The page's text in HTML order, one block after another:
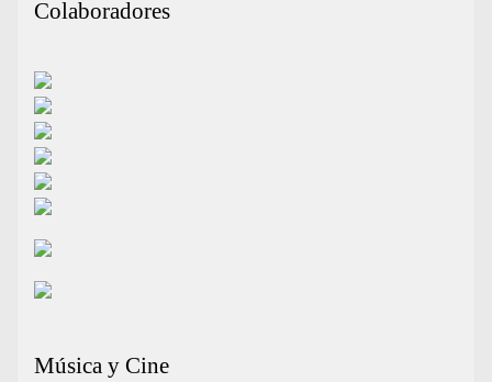
Colaboradores
Música y Cine